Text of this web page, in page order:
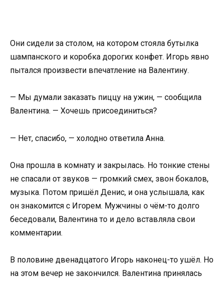
Они сидели за столом, на котором стояла бутылка
шампанского и коробка дорогих конфет. Игорь явно
пытался произвести впечатление на Валентину.
— Мы думали заказать пиццу на ужин, — сообщила
Валентина. — Хочешь присоединиться?
— Нет, спасибо, — холодно ответила Анна.
Она прошла в комнату и закрылась. Но тонкие стены
не спасали от звуков — громкий смех, звон бокалов,
музыка. Потом пришёл Денис, и она услышала, как
он знакомится с Игорем. Мужчины о чём-то долго
беседовали, Валентина то и дело вставляла свои
комментарии.
В половине двенадцатого Игорь наконец-то ушёл. Но
на этом вечер не закончился. Валентина принялась